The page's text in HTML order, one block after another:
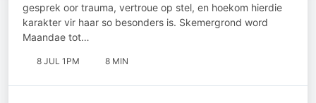
gesprek oor trauma, vertroue op stel, en hoekom hierdie
karakter vir haar so besonders is. Skemergrond word
Maandae tot…
8 JUL 1PM 8 MIN